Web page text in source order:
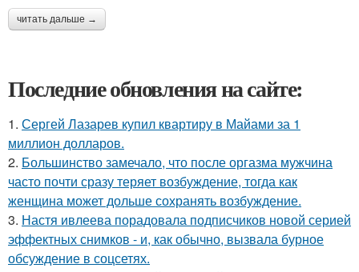
читать дальше →
Последние обновления на сайте:
1. Сергей Лазарев купил квартиру в Майами за 1
миллион долларов.
2. Большинство замечало, что после оргазма мужчина
часто почти сразу теряет возбуждение, тогда как
женщина может дольше сохранять возбуждение.
3. Настя ивлеева порадовала подписчиков новой серией
эффектных снимков - и, как обычно, вызвала бурное
обсуждение в соцсетях.